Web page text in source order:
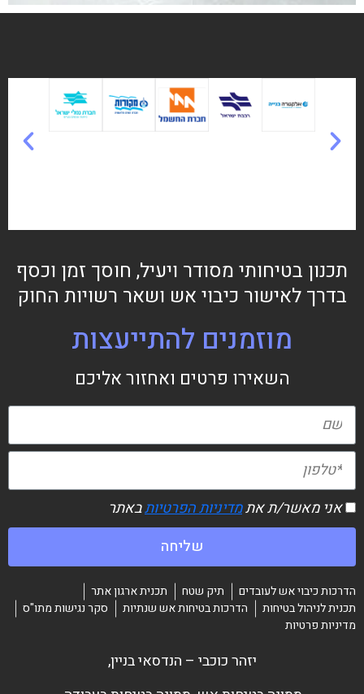
תכנון בטיחותי מסודר ויעיל, חוסך זמן וכסף
בדרך לאישור כיבוי אש ושאר רשויות החוק
מוזמנים להתייעצות
השאירו פרטים ואחזור אליכם
אני מאשר/ת אתמדיניות הפרטיותבאתר
שליחה
הדרכות כיבוי אש לעובדים תיק שטח
תכנית ארגון אתר
תכנית לניהול בטיחות
הדרכות בטיחות אש שנתיות
סקר נגישות מתו"ס
מדיניות פרטיות
יזהר כוכבי – הנדסאי בניין,